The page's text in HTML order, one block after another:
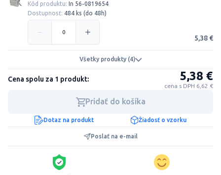
Kód produktu: In 56-0819654
Dostupnosť: 484 ks (do 48h)
5,38 €
Všetky produkty (4)
Cena spolu za 1 produkt: 5,38 €
cena s DPH 6,62 €
Pridať do košíka
Dotaz na produkt Žiadosť o vzorku
Poslať na e-mail